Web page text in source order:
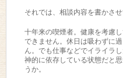
それでは、相談内容を書かさせ
十年来の喫煙者。健康を考慮
できません。休日は吸わずに
ん。でも仕事などでイライラ
神的に依存している状態だと
うか。